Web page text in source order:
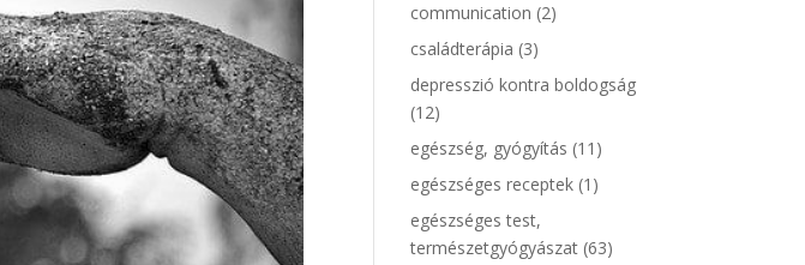
communication (2)
családterápia (3)
depresszió kontra boldogság
(12)
egészség, gyógyítás (11)
egészséges receptek (1)
egészséges test,
természetgyógyászat (63)